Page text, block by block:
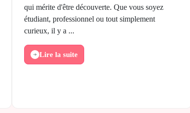
qui mérite d'être découverte. Que vous soyez
étudiant, professionnel ou tout simplement
curieux, il y a ...
Lire la suite